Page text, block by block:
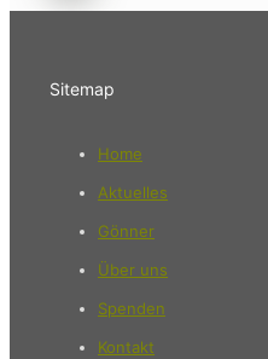
Sitemap
Home
Aktuelles
Gönner
Über uns
Spenden
Kontakt